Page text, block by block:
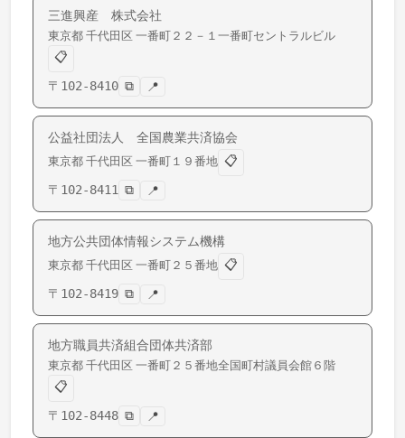
三進興産 株式会社
東京都 千代田区 一番町 ２２－１一番町セントラルビル
📋
〒 102-8410 ⧉ 📍
公益社団法人 全国農業共済協会
東京都 千代田区 一番町 １９番地 📋
〒 102-8411 ⧉ 📍
地方公共団体情報システム機構
東京都 千代田区 一番町 ２５番地 📋
〒 102-8419 ⧉ 📍
地方職員共済組合団体共済部
東京都 千代田区 一番町 ２５番地全国町村議員会館６階
📋
〒 102-8448 ⧉ 📍